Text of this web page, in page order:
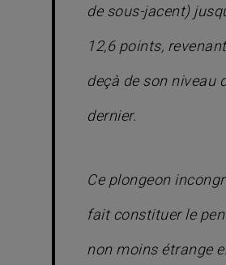
de sous-jacent)
12,6 points,
deçà de son niveau
dernier.
Ce plongeon
fait constituer le
non moins étrange